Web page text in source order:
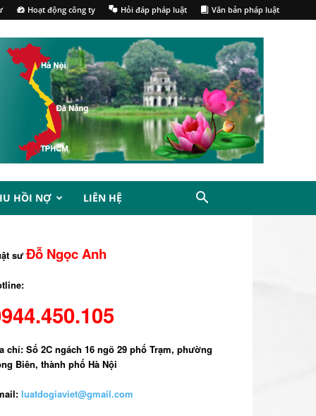
Hoạt động công ty Hỏi đáp pháp luật Văn bản pháp luật
HỒI NỢ LIÊN HỆ
sưĐỗ Ngọc Anh
chỉ: Số 2C ngách 16 ngõ 29 phố Trạm, phường
Biên, thành phố Hà Nội
luatdogiaviet@gmail.com